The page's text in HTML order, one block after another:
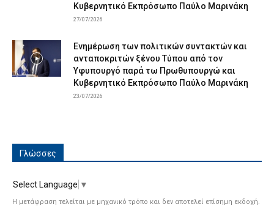
Κυβερνητικό Εκπρόσωπο Παύλο Μαρινάκη
27/07/2026
Ενημέρωση των πολιτικών συντακτών και
ανταποκριτών ξένου Τύπου από τον
Υφυπουργό παρά τω Πρωθυπουργώ και
Κυβερνητικό Εκπρόσωπο Παύλο Μαρινάκη
23/07/2026
Γλώσσες
Select Language ▼
Η μετάφραση τελείται με μηχανικό τρόπο και δεν αποτελεί επίσημη εκδοχή.